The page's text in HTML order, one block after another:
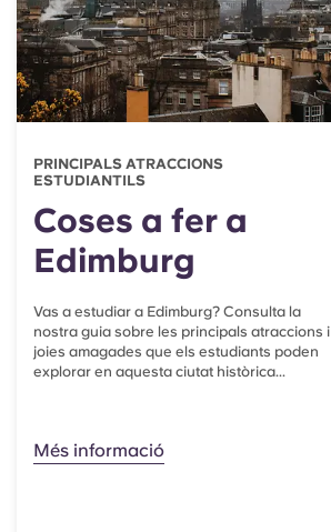
PRINCIPALS ATRACCIONS
ESTUDIANTILS
Coses a fer a
Edimburg
Vas a estudiar a Edimburg? Consulta la
nostra guia sobre les principals atraccions i
joies amagades que els estudiants poden
explorar en aquesta ciutat històrica...
Més informació